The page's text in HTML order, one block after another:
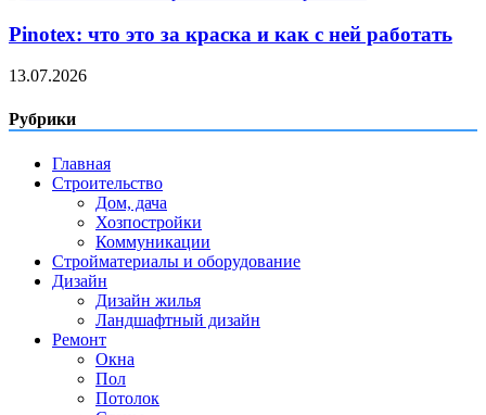
Pinotex: что это за краска и как с ней работать
13.07.2026
Рубрики
Главная
Строительство
Дом, дача
Хозпостройки
Коммуникации
Стройматериалы и оборудование
Дизайн
Дизайн жилья
Ландшафтный дизайн
Ремонт
Окна
Пол
Потолок